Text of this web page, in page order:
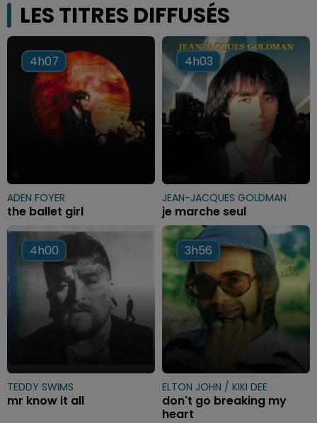
LES TITRES DIFFUSÉS
4h07
4h07
ADEN FOYER
the ballet girl
4h03
4h03
JEAN-JACQUES GOLDMAN
je marche seul
4h00
4h00
TEDDY SWIMS
mr know it all
3h56
3h56
ELTON JOHN / KIKI DEE
don't go breaking my
heart